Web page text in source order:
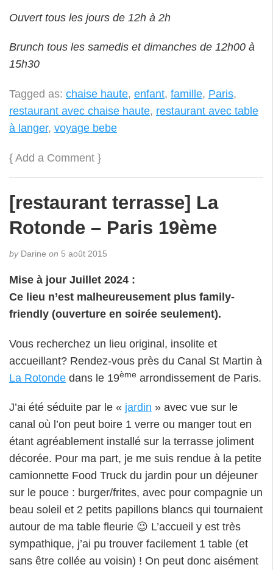
Ouvert tous les jours de 12h à 2h
Brunch tous les samedis et dimanches de 12h00 à
15h30
Tagged as: chaise haute, enfant, famille, Paris,
restaurant avec chaise haute, restaurant avec table
à langer, voyage bebe
{ Add a Comment }
[restaurant terrasse] La
Rotonde – Paris 19ème
byDarine on 5 août 2015
Mise à jour Juillet 2024 :
Ce lieu n’est malheureusement plus family-
friendly (ouverture en soirée seulement).
Vous recherchez un lieu original, insolite et
accueillant? Rendez-vous près du Canal St Martin à
La Rotonde dans le 19ème arrondissement de Paris.
J’ai été séduite par le « jardin » avec vue sur le
canal où l’on peut boire 1 verre ou manger tout en
étant agréablement installé sur la terrasse joliment
décorée. Pour ma part, je me suis rendue à la petite
camionnette Food Truck du jardin pour un déjeuner
sur le pouce : burger/frites, avec pour compagnie un
beau soleil et 2 petits papillons blancs qui tournaient
autour de ma table fleurie 😉 L’accueil y est très
sympathique, j’ai pu trouver facilement 1 table (et
sans être collée au voisin) ! On peut donc aisément